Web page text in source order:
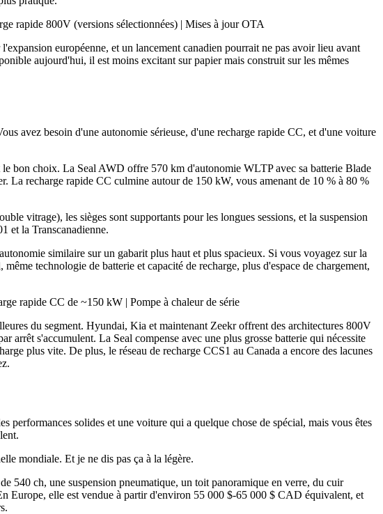
rapide 800V (versions sélectionnées) | Mises à jour OTA
européenne, et un lancement canadien pourrait ne pas avoir lieu avant
aujourd'hui, il est moins excitant sur papier mais construit sur les mêmes
avez besoin d'une autonomie sérieuse, d'une recharge rapide CC, et d'une voiture
bon choix. La Seal AWD offre 570 km d'autonomie WLTP avec sa batterie Blade
La recharge rapide CC culmine autour de 150 kW, vous amenant de 10 % à 80 %
vitrage), les sièges sont supportants pour les longues sessions, et la suspension
et la Transcanadienne.
similaire sur un gabarit plus haut et plus spacieux. Si vous voyagez sur la
technologie de batterie et capacité de recharge, plus d'espace de chargement,
rapide CC de ~150 kW | Pompe à chaleur de série
du segment. Hyundai, Kia et maintenant Zeekr offrent des architectures 800V
arrêt s'accumulent. La Seal compense avec une plus grosse batterie qui nécessite
plus vite. De plus, le réseau de recharge CCS1 au Canada a encore des lacunes
solides et une voiture qui a quelque chose de spécial, mais vous êtes
mondiale. Et je ne dis pas ça à la légère.
540 ch, une suspension pneumatique, un toit panoramique en verre, du cuir
Europe, elle est vendue à partir d'environ 55 000 $-65 000 $ CAD équivalent, et